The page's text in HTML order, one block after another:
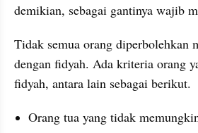
demikian, sebagai gantinya wajib
Tidak semua orang diperbolehkan
dengan fidyah. Ada kriteria orang
fidyah, antara lain sebagai berikut.
Orang tua yang tidak